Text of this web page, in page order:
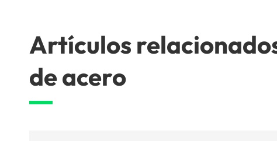
Artículos
de acero